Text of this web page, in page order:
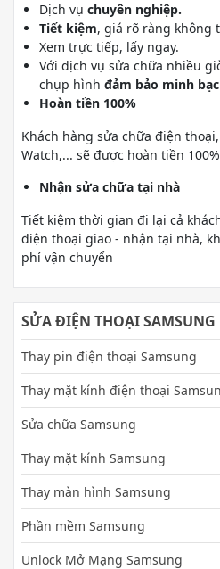
Dịch vụ chuyên nghiệp.
Tiết kiệm, giá rõ ràng không
Xem trực tiếp, lấy ngay.
Với dịch vụ sửa chữa nhiều
chụp hình đảm bảo minh
Hoàn tiền 100%
Khách hàng sửa chữa điện
Watch,... sẽ được hoàn tiền
Nhận sửa chữa tại nhà
Tiết kiệm thời gian đi lại cả
điện thoại giao - nhận tại nhà,
phí vận chuyển
SỬA ĐIỆN THOẠI SAMSUNG
Thay pin điện thoại Samsung
Thay mặt kính điện thoại
Sửa chữa Samsung
Thay mặt kính Samsung
Thay màn hình Samsung
Phần mềm Samsung
Unlock Mở Mạng Samsung